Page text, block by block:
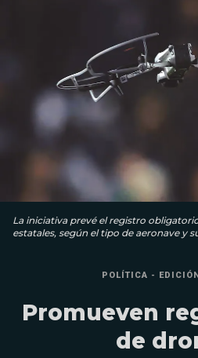
La iniciativa prevé el registro
estatales, según el tipo de aeronave y
POLÍTICA -
Promueven
de